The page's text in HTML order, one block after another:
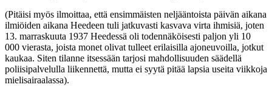
(Pitäisi myös ilmoittaa, että ensimmäisten neljääntoista päivän aikana
ilmiöiden aikana Heedeen tuli jatkuvasti kasvava virta ihmisiä, joten
13. marraskuuta 1937 Heedessä oli todennäköisesti paljon yli 10
000 vierasta, joista monet olivat tulleet erilaisilla ajoneuvoilla, jotkut
kaukaa. Siten tilanne itsessään tarjosi mahdollisuuden säädellä
poliisipalvelulla liikennettä, mutta ei syytä pitää lapsia useita viikkoja
mielisairaalassa).